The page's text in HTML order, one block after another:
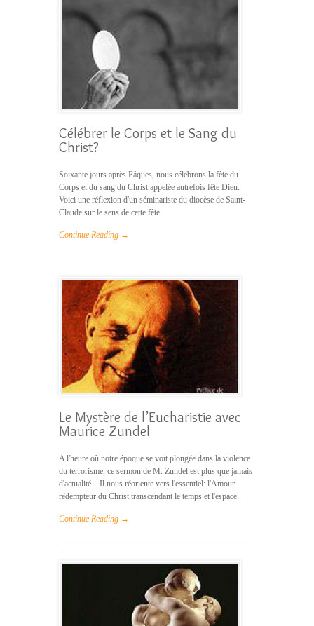
Célébrer le Corps et le Sang du
Christ?
Soixante jours après Pâques, nous célébrons la fête du
Corps et du sang du Christ appelée autrefois fête Dieu.
Voici une réflexion d'un séminariste du diocèse de Saint-
Claude sur le sens de cette fête.
Continue Reading →
Le Mystère de l’Eucharistie avec
Maurice Zundel
A l'heure où notre époque se voit plongée dans la violence
du terrorisme, ce sermon de M. Zundel est plus que jamais
d'actualité... Il nous réoriente vers l'essentiel: l'Amour
rédempteur du Christ transcendant le temps et l'espace.
Continue Reading →